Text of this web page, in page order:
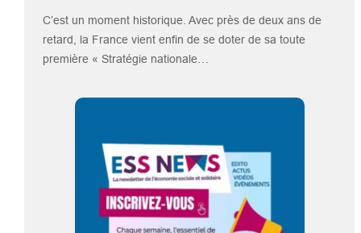
C’est un moment historique. Avec près de deux ans de
retard, la France vient enfin de se doter de sa toute
première « Stratégie nationale…